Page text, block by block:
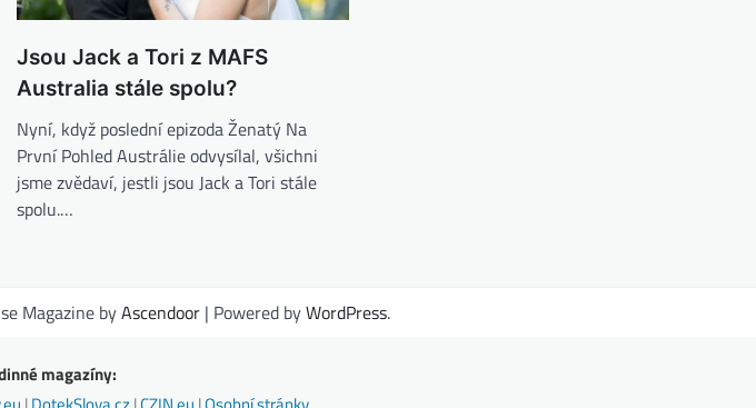
Jsou Jack a Tori z MAFS
Australia stále spolu?
Nyní, když poslední epizoda Ženatý Na
První Pohled Austrálie odvysílal, všichni
jsme zvědaví, jestli jsou Jack a Tori stále
spolu.…
Magazine byAscendoor | Powered byWordPress.
magazíny: